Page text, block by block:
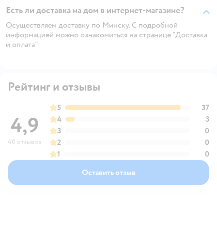
Есть ли доставка на дом в интернет-магазине?
Осуществляем доставку по Минску. С подробной
информацией можно ознакомиться на странице "Доставка
и оплата"
Рейтинг и отзывы
4,9
40 отзывов
5
37
4
3
3
0
2
0
1
0
Оставить отзыв